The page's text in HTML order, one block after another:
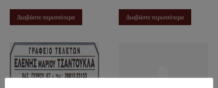
Διαβάστε περισσότερα Διαβάστε περισσότερα